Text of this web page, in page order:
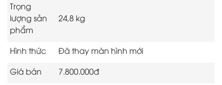
Trọng
lượng sản
phẩm
24,8 kg
Hình thức
Đã thay màn hình mới
Giá bán
7.800.000đ